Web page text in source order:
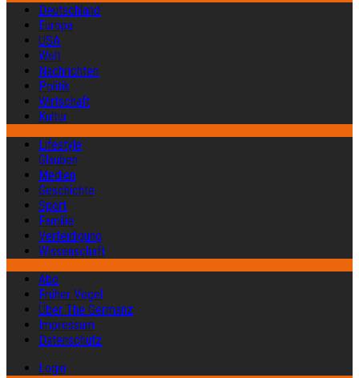
Deutschland
Europa
USA
Welt
Nachrichten
Politik
Wirtschaft
Kultur
Lifestyle
Glauben
Medien
Geschichte
Sport
Familie
Verteidigung
Wissenschaft
Abo
Früher Vogel
Über The Germanz
Impressum
Datenschutz
Login